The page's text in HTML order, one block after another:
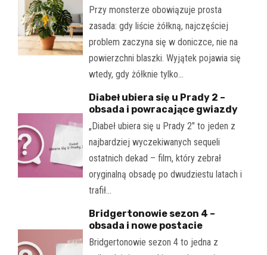
Przy monsterze obowiązuje prosta
zasada: gdy liście żółkną, najczęściej
problem zaczyna się w doniczce, nie na
powierzchni blaszki. Wyjątek pojawia się
wtedy, gdy żółknie tylko…
Diabeł ubiera się u Prady 2 –
obsada i powracające gwiazdy
„Diabeł ubiera się u Prady 2" to jeden z
najbardziej wyczekiwanych sequeli
ostatnich dekad – film, który zebrał
oryginalną obsadę po dwudziestu latach i
trafił…
Bridgertonowie sezon 4 –
obsada i nowe postacie
Bridgertonowie sezon 4 to jedna z